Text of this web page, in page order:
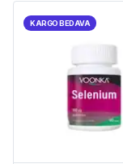
KARGO BEDAVA